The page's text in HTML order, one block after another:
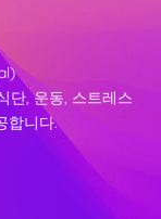
단, 운동, 스트레스
합니다.